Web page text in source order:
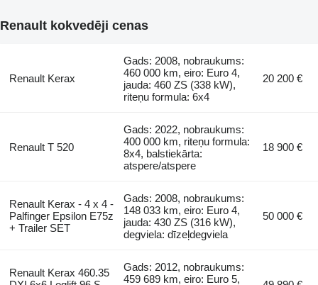
Renault kokvedēji cenas
Renault Kerax
Gads: 2008, nobraukums:
460 000 km, eiro: Euro 4,
jauda: 460 ZS (338 kW),
riteņu formula: 6x4
20 200 €
Renault T 520
Gads: 2022, nobraukums:
400 000 km, riteņu formula:
8x4, balstiekārta:
atspere/atspere
18 900 €
Renault Kerax - 4 x 4 -
Palfinger Epsilon E75z
+ Trailer SET
Gads: 2008, nobraukums:
148 033 km, eiro: Euro 4,
jauda: 430 ZS (316 kW),
degviela: dīzeļdegviela
50 000 €
Renault Kerax 460.35
Gads: 2012, nobraukums:
459 689 km, eiro: Euro 5,